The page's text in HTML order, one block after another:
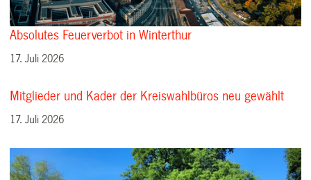
Absolutes Feuerverbot in Winterthur
17. Juli 2026
Mitglieder und Kader der Kreiswahlbüros neu gewählt
17. Juli 2026